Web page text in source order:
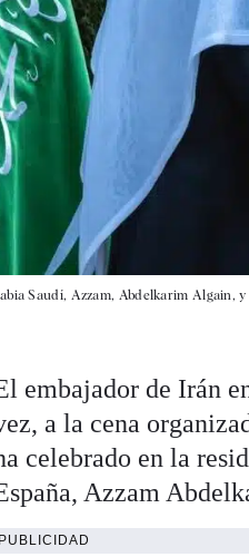
Saudí, Azzam, Abdelkarim Algain,
embajador de Irán
a la cena
celebrado en la
Azzam
PUBLICIDAD